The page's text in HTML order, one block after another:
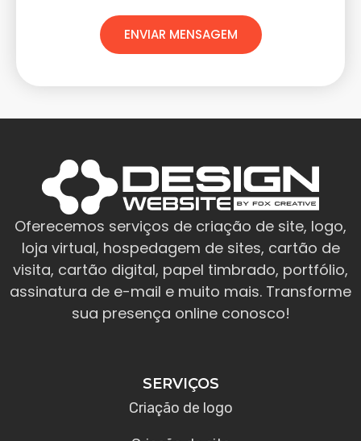
ENVIAR MENSAGEM
Oferecemos serviços de criação de site, logo,
loja virtual, hospedagem de sites, cartão de
visita, cartão digital, papel timbrado, portfólio,
assinatura de e-mail e muito mais. Transforme
sua presença online conosco!
SERVIÇOS
Criação de logo